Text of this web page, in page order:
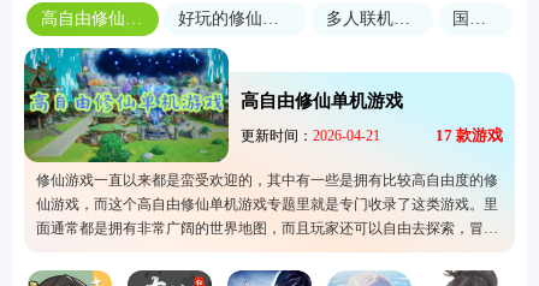
高自由修仙单机游戏
更新时间： 2026-04-21 17 款游戏
修仙游戏一直以来都是蛮受欢迎的，其中有一些是拥有比较高自由度的修
仙游戏，而这个高自由修仙单机游戏专题里就是专门收录了这类游戏。里
面通常都是拥有非常广阔的世界地图，而且玩家还可以自由去探索，冒险
或者是随意溜达。而这个专题的出现就是为了让更多的人认识到这类游戏
的存在，所以有兴趣就赶快来选择其中一款吧。